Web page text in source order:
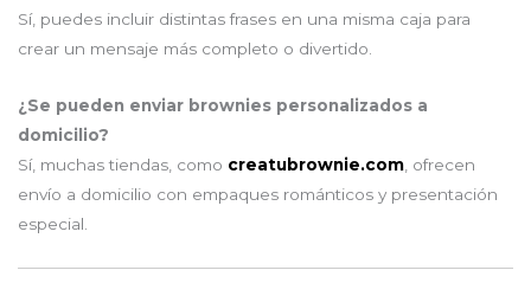
Sí, puedes incluir distintas frases en una misma caja para
crear un mensaje más completo o divertido.
¿Se pueden enviar brownies personalizados a
domicilio?
Sí, muchas tiendas, como creatubrownie.com, ofrecen
envío a domicilio con empaques románticos y presentación
especial.